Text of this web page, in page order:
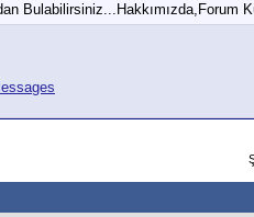
Bulabilirsiniz...Hakkımızda,Forum